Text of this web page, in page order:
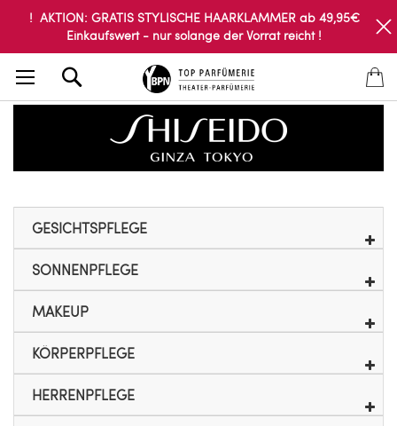
! AKTION: GRATIS STYLISCHE HAARKLAMMER ab 49,95€
Einkaufswert - nur solange der Vorrat reicht !
GESICHTSPFLEGE
SONNENPFLEGE
MAKEUP
KÖRPERPFLEGE
HERRENPFLEGE